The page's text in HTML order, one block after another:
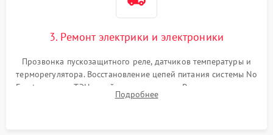
3. Ремонт электрики и электроники
Прозвонка пускозащитного реле, датчиков температуры и
терморегулятора. Восстановление цепей питания системы No
Frost, включая ТЭН оттайки и вентилятор. Ремонт или замена
платы управления при сбоях алгоритмов.
Подробнее